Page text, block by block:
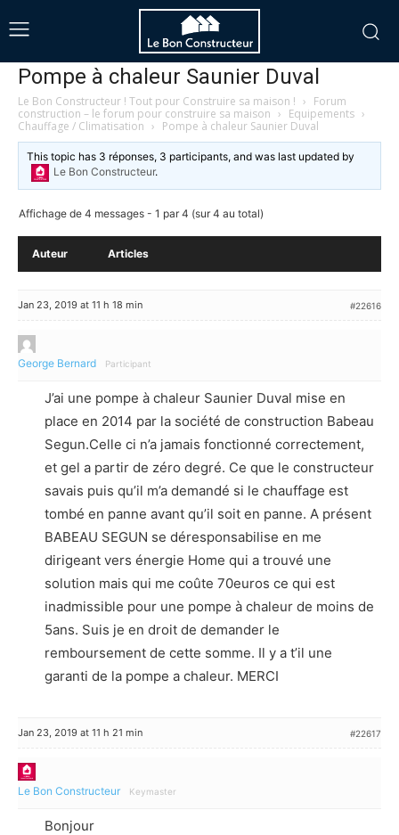
Pompe à chaleur Saunier Duval
Le Bon Constructeur ! Tout pour Construire sa maison ! › Forum
construction – le forum pour construire sa maison › Equipements ›
Chauffage / Climatisation › Pompe à chaleur Saunier Duval
This topic has 3 réponses, 3 participants, and was last updated by
Le Bon Constructeur.
Affichage de 4 messages - 1 par 4 (sur 4 au total)
Auteur Articles
Jan 23, 2019 at 11 h 18 min #22616
George Bernard Participant
J’ai une pompe à chaleur Saunier Duval mise en
place en 2014 par la société de construction Babeau
Segun.Celle ci n’a jamais fonctionné correctement,
et gel a partir de zéro degré. Ce que le constructeur
savais puis qu’il m’a demandé si le chauffage est
tombé en panne avant qu’il soit en panne. A présent
BABEAU SEGUN se déresponsabilise en me
dirigeant vers énergie Home qui a trouvé une
solution mais qui me coûte 70euros ce qui est
inadmissible pour une pompe à chaleur de moins de
5ans. Suis je en droit de demander le
remboursement de cette somme. Il y a t’il une
garanti de la pompe a chaleur. MERCI
Jan 23, 2019 at 11 h 21 min #22617
Le Bon Constructeur Keymaster
Bonjour